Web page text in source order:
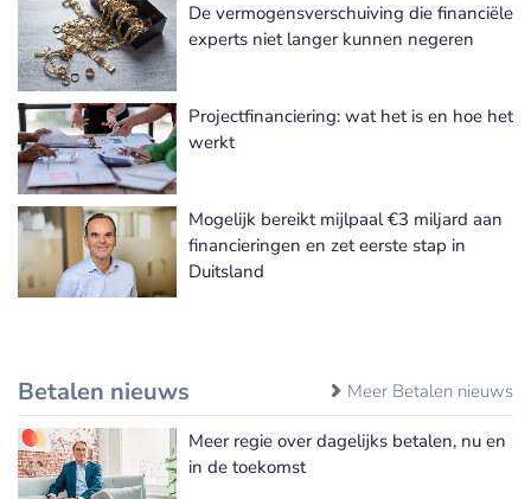
Meer Alternatieve financiering nieuws
De vermogensverschuiving die financiële
experts niet langer kunnen negeren
Projectfinanciering: wat het is en hoe het
werkt
Mogelijk bereikt mijlpaal €3 miljard aan
financieringen en zet eerste stap in
Duitsland
Betalen nieuws Meer Betalen nieuws
Meer regie over dagelijks betalen, nu en
in de toekomst